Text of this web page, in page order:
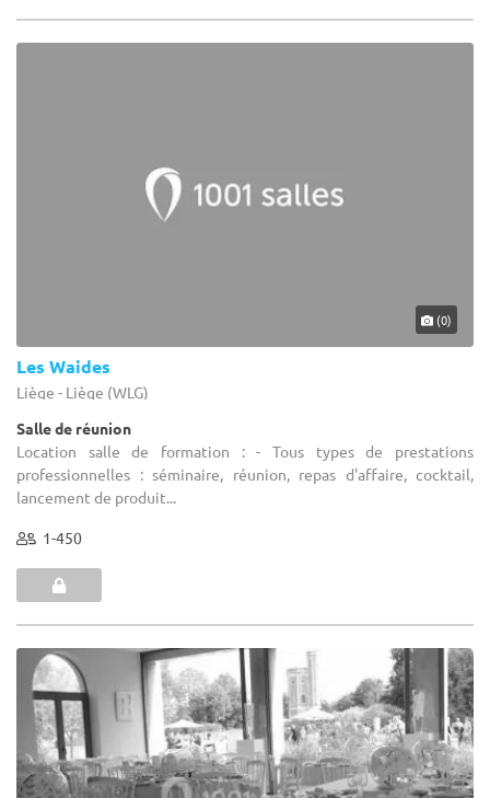
(0)
Les Waides
Liège - Liège (WLG)
Salle de réunion
Location salle de formation : - Tous types de prestations
professionnelles : séminaire, réunion, repas d'affaire, cocktail,
lancement de produit...
1-450